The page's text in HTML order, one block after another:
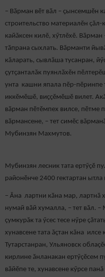
– Вӑрман вӗт вӑл – ҫынсемшӗн
строительство материалӗн
кайăксен килĕ, хӳтлĕхĕ.
тӑпрана сыхлать. Вăрманти
кăларать, сывлăша тусанран,
ҫутҫанталӑк пуянлӑхӗн
унта кашни япала пӗр-пӗринпе
иккӗмӗшӗ, виҫҫӗмӗшӗ вилет.
вӑрман пӗтӗмпех вилсе, пӗтме
вӑрмансене, – тет симӗс
Мубинзян Махмутов.
Мубинзян лесник тата ертӳҫӗ
районӗнче 2400 гектартан
– Ӑна лартни кӑна мар, лартнӑ
нумай вӑй хумалла, – тет вӑл.
çумкурăк та ӳсес тесе нӳре
хунавсене тата ăçтан кăна
Тутарстанран, Ульяновск
кирлине ӑнланакан ертӳçӗсем
вӑйӗпе те, хунавсене кӳрсе